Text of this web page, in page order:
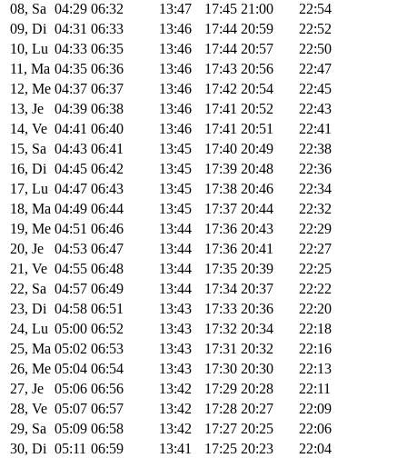
08, Sa 04:29 06:32 13:47 17:45 21:00
22:54
09, Di 04:31 06:33 13:46 17:44 20:59
22:52
10, Lu 04:33 06:35 13:46 17:44 20:57
22:50
11, Ma 04:35 06:36 13:46 17:43 20:56
22:47
12, Me 04:37 06:37 13:46 17:42 20:54
22:45
13, Je
04:39 06:38 13:46 17:41 20:52
22:43
14, Ve 04:41 06:40 13:46 17:41 20:51
22:41
15, Sa 04:43 06:41 13:45 17:40 20:49
22:38
16, Di 04:45 06:42 13:45 17:39 20:48
22:36
17, Lu 04:47 06:43 13:45 17:38 20:46
22:34
18, Ma 04:49 06:44 13:45 17:37 20:44
22:32
19, Me 04:51 06:46 13:44 17:36 20:43
22:29
20, Je
04:53 06:47 13:44 17:36 20:41
22:27
21, Ve 04:55 06:48 13:44 17:35 20:39
22:25
22, Sa 04:57 06:49 13:44 17:34 20:37
22:22
23, Di 04:58 06:51 13:43 17:33 20:36
22:20
24, Lu 05:00 06:52 13:43 17:32 20:34
22:18
25, Ma 05:02 06:53 13:43 17:31 20:32
22:16
26, Me 05:04 06:54 13:43 17:30 20:30
22:13
27, Je
05:06 06:56 13:42 17:29 20:28
22:11
28, Ve 05:07 06:57 13:42 17:28 20:27
22:09
29, Sa 05:09 06:58 13:42 17:27 20:25
22:06
30, Di 05:11 06:59 13:41 17:25 20:23
22:04